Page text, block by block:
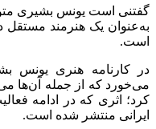
به‌عنوان یک هنرمند
است.
در کارنامه هنری یونس
می‌خورد که از جمله آن‌ها
کرد؛ اثری که در ادامه
ایرانی منتشر شده است.